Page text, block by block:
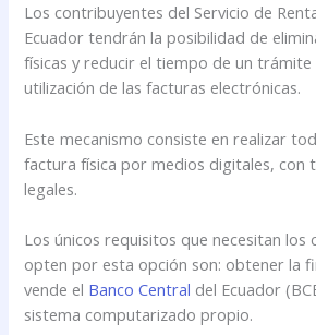
Los contribuyentes del Servicio de
Ecuador tendrán la posibilidad de
físicas y reducir el tiempo de un
utilización de las facturas electrónicas.
Este mecanismo consiste en realizar
factura física por medios digitales, con
legales.
Los únicos requisitos que necesitan los
opten por esta opción son: obtener la
vende el Banco Central del Ecuador
sistema computarizado propio.